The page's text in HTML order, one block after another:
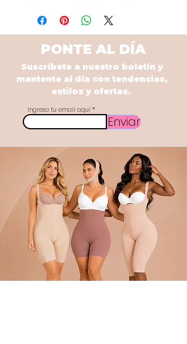
PONTE AL DÍA
Suscríbete a nuestro boletín y
mantente al día con tendencias,
estilos y ofertas.
Ingresa tu email aquí
Enviar